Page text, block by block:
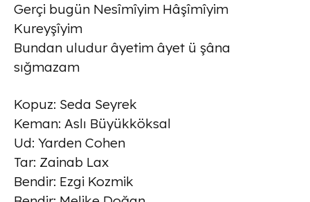
Gerçi bugün Nesîmîyim Hâşîmîyim
Kureyşîyim
Bundan uludur âyetim âyet ü şâna
sığmazam
Kopuz: Seda Seyrek
Keman: Aslı Büyükköksal
Ud: Yarden Cohen
Tar: Zainab Lax
Bendir: Ezgi Kozmik